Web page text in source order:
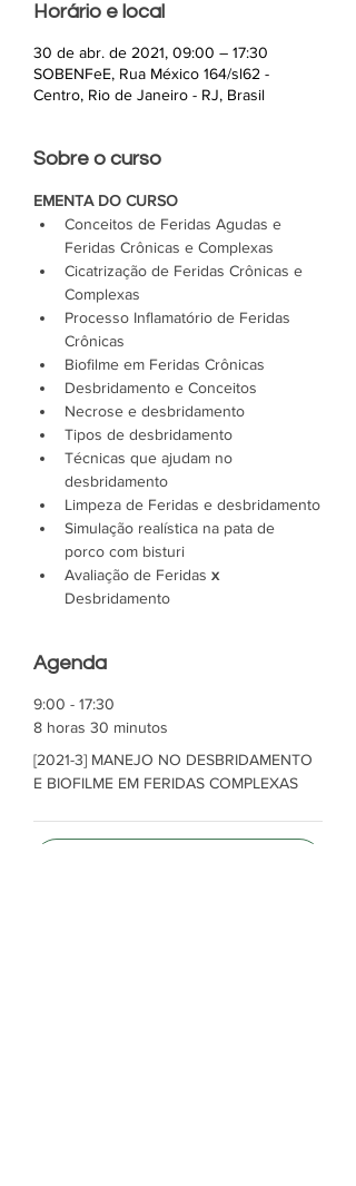
Horário e local
30 de abr. de 2021, 09:00 – 17:30
SOBENFeE, Rua México 164/sl62 -
Centro, Rio de Janeiro - RJ, Brasil
Sobre o curso
EMENTA DO CURSO
Conceitos de Feridas Agudas e
Feridas Crônicas e Complexas
Cicatrização de Feridas Crônicas e
Complexas
Processo Inflamatório de Feridas
Crônicas
Biofilme em Feridas Crônicas
Desbridamento e Conceitos
Necrose e desbridamento
Tipos de desbridamento
Técnicas que ajudam no
desbridamento
Limpeza de Feridas e desbridamento
Simulação realística na pata de
porco com bisturi
Avaliação de Feridas x
Desbridamento
Agenda
9:00 - 17:30
8 horas 30 minutos
[2021-3] MANEJO NO DESBRIDAMENTO
E BIOFILME EM FERIDAS COMPLEXAS